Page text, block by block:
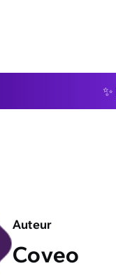
✨
Auteur
Coveo